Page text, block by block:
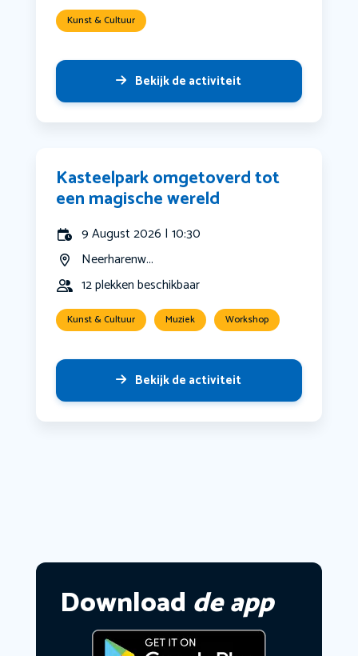
Kunst & Cultuur
Bekijk de activiteit
Kasteelpark omgetoverd tot
een magische wereld
9 August 2026 | 10:30
Neerharenw...
12 plekken beschikbaar
Kunst & Cultuur Muziek Workshop
Bekijk de activiteit
Download de app